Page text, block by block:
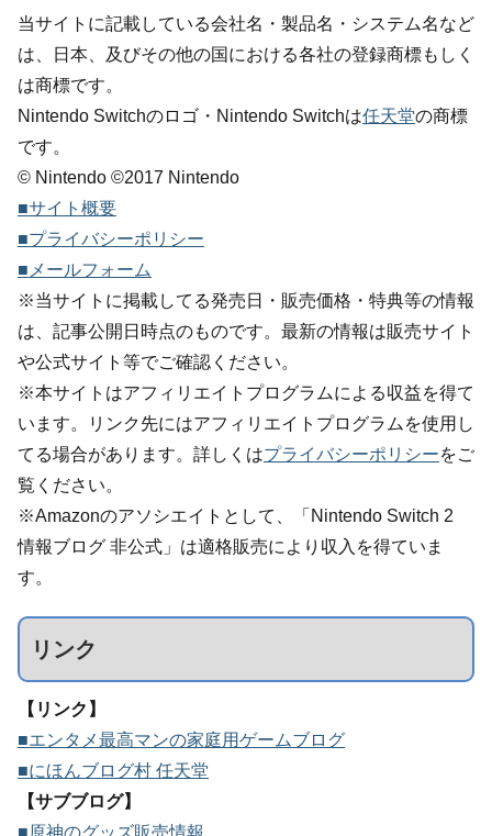
当サイトに記載している会社名・製品名・システム名など
は、日本、及びその他の国における各社の登録商標もしく
は商標です。
Nintendo Switchのロゴ・Nintendo Switchは任天堂の商標
です。
© Nintendo ©2017 Nintendo
■サイト概要
■プライバシーポリシー
■メールフォーム
※当サイトに掲載してる発売日・販売価格・特典等の情報
は、記事公開日時点のものです。最新の情報は販売サイト
や公式サイト等でご確認ください。
※本サイトはアフィリエイトプログラムによる収益を得て
います。リンク先にはアフィリエイトプログラムを使用し
てる場合があります。詳しくはプライバシーポリシーをご
覧ください。
※Amazonのアソシエイトとして、「Nintendo Switch 2
情報ブログ 非公式」は適格販売により収入を得ていま
す。
リンク
【リンク】
■エンタメ最高マンの家庭用ゲームブログ
■にほんブログ村 任天堂
【サブブログ】
■原神のグッズ販売情報